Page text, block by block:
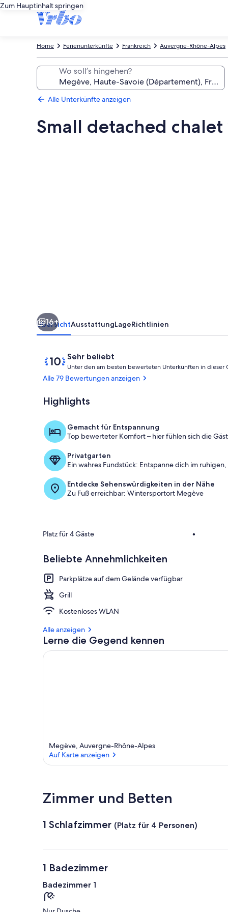
Zum Hauptinhalt springen
Auvergne-Rhône-Alpes
Frankreich
Ferienunterkünfte
Home
Wo soll’s hingehen?
Alle Unterkünfte anzeigen
Small detached
16+
ÜbersichtAusstattungLageRichtlinien
Bewertungen
Sehr beliebt
10
von
10,
beliebt
Unter den am besten bewerteten Unterkünften in dieser
Alle 79 Bewertungen anzeigen
Highlights
Gemacht für Entspannung
Top bewerteter Komfort – hier fühlen sich die
Privatgarten
Ein wahres Fundstück: Entspanne dich im
Entdecke Sehenswürdigkeiten in der Nähe
Zu Fuß erreichbar: Wintersportort Megève
Platz für 4 Gäste •
Beliebte Annehmlichkeiten
Parkplätze auf dem Gelände verfügbar
Grill
Kostenloses WLAN
Alle anzeigen
Lerne die Gegend kennen
Megève, Auvergne-Rhône-Alpes
Auf Karte anzeigen
Zimmer und Betten
1 Schlafzimmer (Platz für 4 Personen)
1 Badezimmer
Badezimmer 1